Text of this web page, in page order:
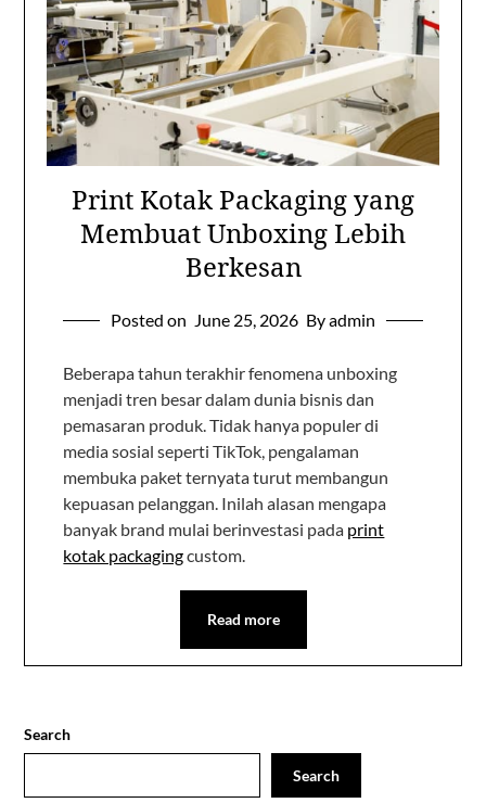
Print Kotak Packaging yang
Membuat Unboxing Lebih
Berkesan
Posted on June 25, 2026 By admin
Beberapa tahun terakhir fenomena unboxing
menjadi tren besar dalam dunia bisnis dan
pemasaran produk. Tidak hanya populer di
media sosial seperti TikTok, pengalaman
membuka paket ternyata turut membangun
kepuasan pelanggan. Inilah alasan mengapa
banyak brand mulai berinvestasi pada print
kotak packagingcustom.
Read more
Search
Search